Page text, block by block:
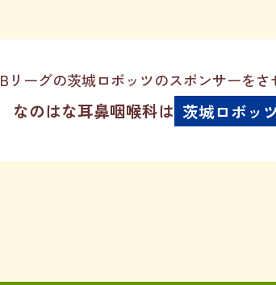
Bリーグの茨城ロボッツのスポンサーを
なのはな耳鼻咽喉科は 茨城ロボッ